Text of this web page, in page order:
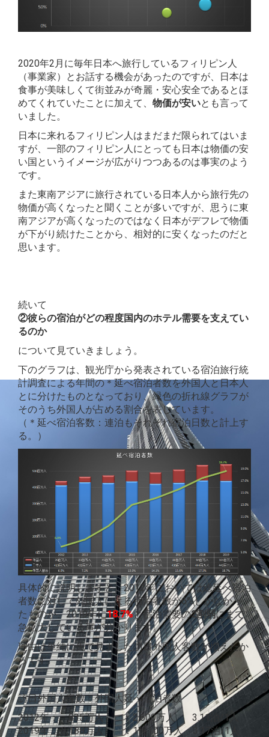
2020年2月に毎年日本へ旅行しているフィリピン人
（事業家）とお話する機会があったのですが、日本は
食事が美味しくて街並みが奇麗・安心安全であるとほ
めてくれていたことに加えて、 物価が安いとも言って
いました。
日本に来れるフィリピン人はまだまだ限られてはいま
すが、一部のフィリピン人にとっても日本は物価の安
い国というイメージが広がりつつあるのは事実のよう
です。
また東南アジアに旅行されている日本人から旅行先の
物価が高くなったと聞くことが多いですが、思うに東
南アジアが高くなったのではなく日本がデフレで物価
が下がり続けたことから、相対的に安くなったのだと
思います。
続いて
②彼らの宿泊がどの程度国内のホテル需要を支えてい
るのか
について見ていきましょう。
下のグラフは、観光庁から発表されている宿泊旅行統
計調査による年間の＊延べ宿泊者数を外国人と日本人
とに分けたものとなっており、緑色の折れ線グラフが
そのうち外国人が占める割合を表しています。
（＊延べ宿泊客数：連泊もそれぞれ宿泊日数と計上す
る。）
具体的に説明しますと、2012年においては総延べ宿泊
者数に対して外国人による宿泊者数が6%しかなかっ
たものが、2019年に18.7%と宿泊需要の2割弱にまで
急拡大している事が分かります。
理由は単純に先で見ました訪日外国人客数が増えたか
らです。
訪日外国人客数：外国人延べ宿泊者数
2012年： 835万人 ：2,600万人 3.11泊/1人
2019年： 3,188万人 ：1億100万人 3.17泊/1人